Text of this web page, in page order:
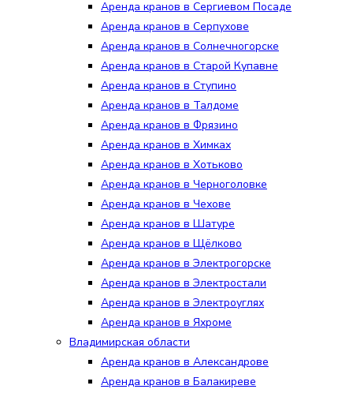
Аренда кранов в Сергиевом Посаде
Аренда кранов в Серпухове
Аренда кранов в Солнечногорске
Аренда кранов в Старой Купавне
Аренда кранов в Ступино
Аренда кранов в Талдоме
Аренда кранов в Фрязино
Аренда кранов в Химках
Аренда кранов в Хотьково
Аренда кранов в Черноголовке
Аренда кранов в Чехове
Аренда кранов в Шатуре
Аренда кранов в Щёлково
Аренда кранов в Электрогорске
Аренда кранов в Электростали
Аренда кранов в Электроуглях
Аренда кранов в Яхроме
Владимирская области
Аренда кранов в Александрове
Аренда кранов в Балакиреве